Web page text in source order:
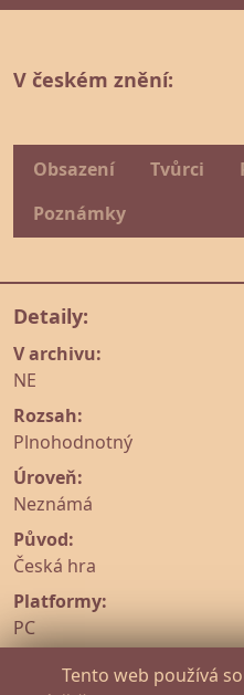
Tento web používá
V českém znění:
Obsazení Tvůrci
Poznámky
Detaily:
V archivu:
NE
Rozsah:
Plnohodnotný
Úroveň:
Neznámá
Původ:
Česká hra
Platformy:
PC
Dostupnost:
Steam